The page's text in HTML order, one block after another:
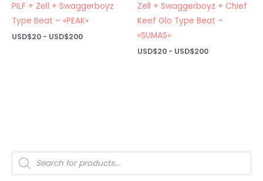
Búsqueda
de
productos
PILF + Zell + Swaggerboyz
Type Beat – «PEAK»
USD$20 - USD$200Rango
Zell + Swaggerboyz + Chief
Keef Glo Type Beat –
«SUMAS»
USD$20 - USD$200Rango